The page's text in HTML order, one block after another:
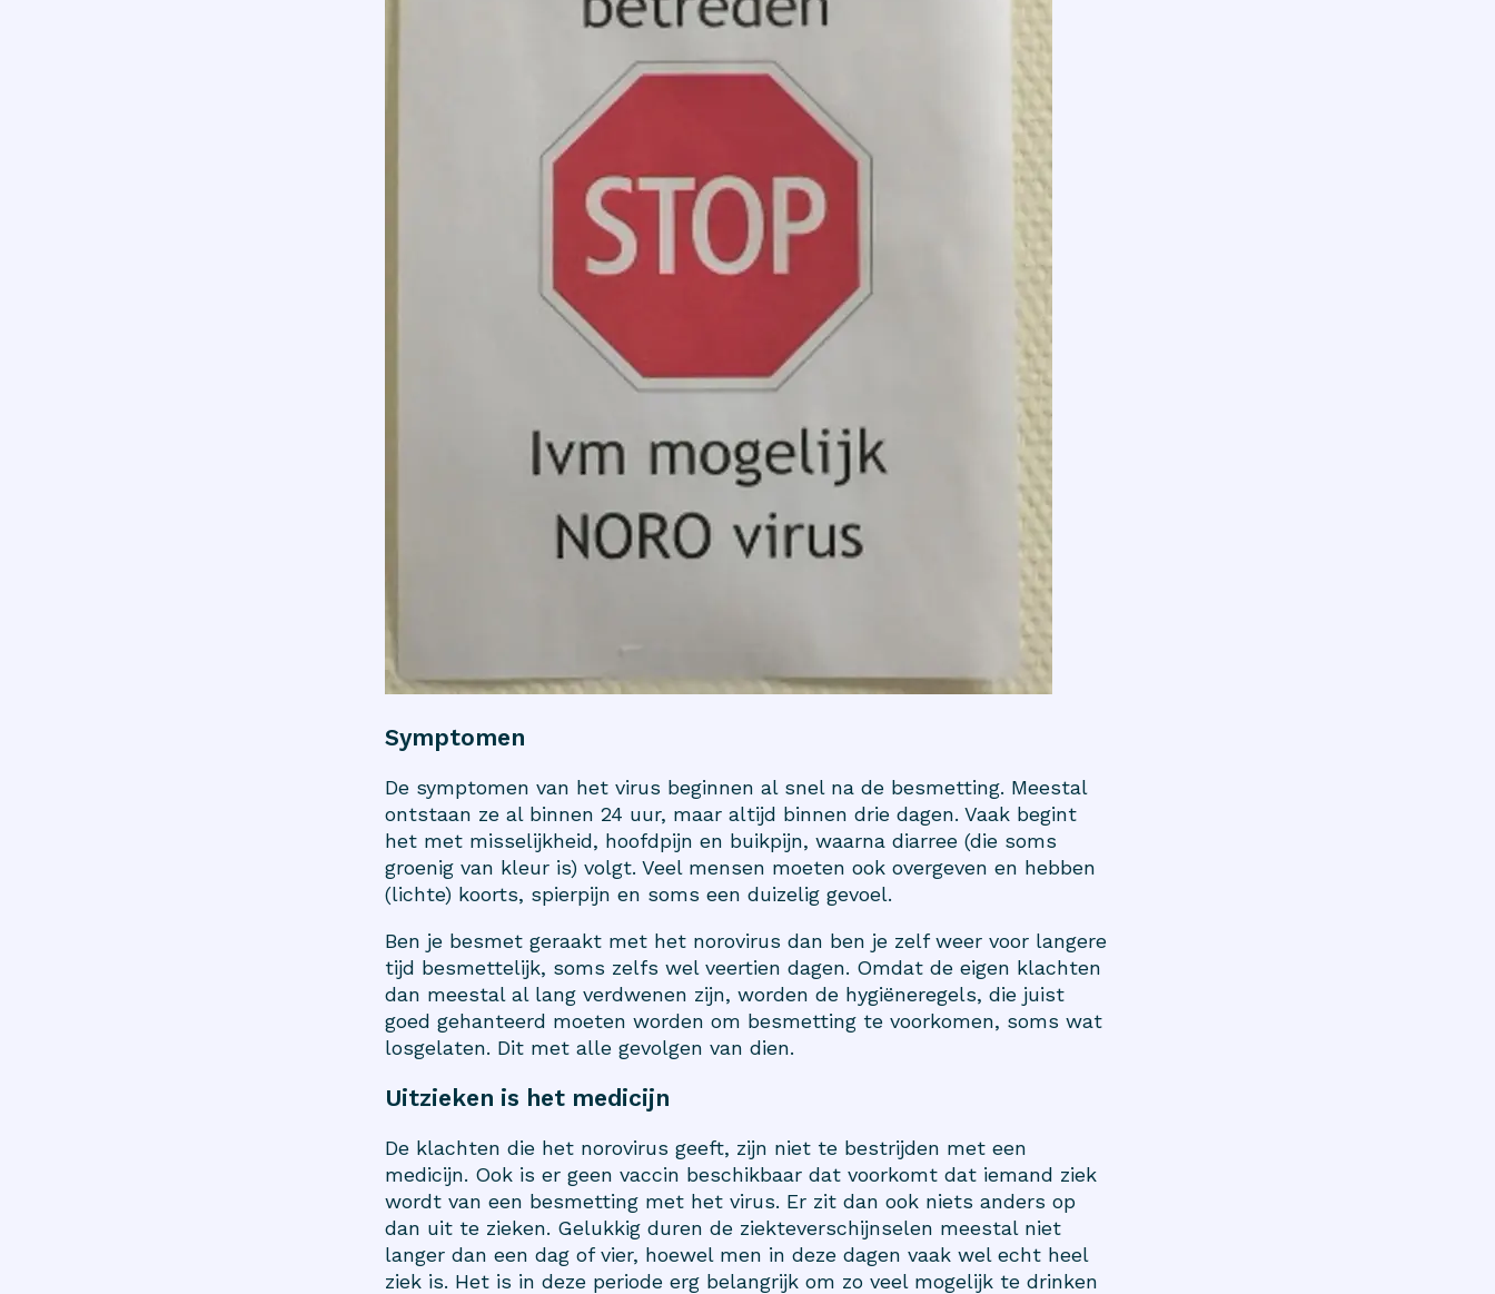
Symptomen
De symptomen van het virus beginnen al snel na de besmetting. Meestal
ontstaan ze al binnen 24 uur, maar altijd binnen drie dagen. Vaak begint
het met misselijkheid, hoofdpijn en buikpijn, waarna diarree (die soms
groenig van kleur is) volgt. Veel mensen moeten ook overgeven en hebben
(lichte) koorts, spierpijn en soms een duizelig gevoel.
Ben je besmet geraakt met het norovirus dan ben je zelf weer voor langere
tijd besmettelijk, soms zelfs wel veertien dagen. Omdat de eigen klachten
dan meestal al lang verdwenen zijn, worden de hygiëneregels, die juist
goed gehanteerd moeten worden om besmetting te voorkomen, soms wat
losgelaten. Dit met alle gevolgen van dien.
Uitzieken is het medicijn
De klachten die het norovirus geeft, zijn niet te bestrijden met een
medicijn. Ook is er geen vaccin beschikbaar dat voorkomt dat iemand ziek
wordt van een besmetting met het virus. Er zit dan ook niets anders op
dan uit te zieken. Gelukkig duren de ziekteverschijnselen meestal niet
langer dan een dag of vier, hoewel men in deze dagen vaak wel echt heel
ziek is. Het is in deze periode erg belangrijk om zo veel mogelijk te drinken